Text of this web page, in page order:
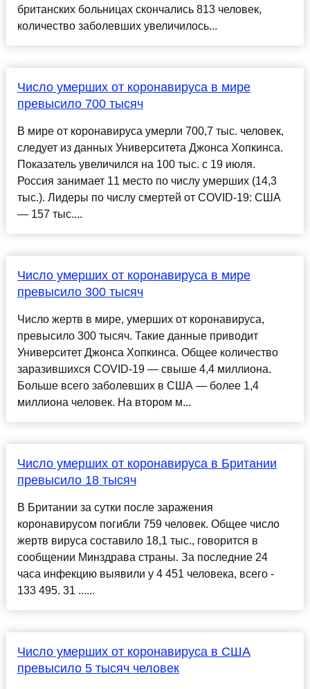
британских больницах скончались 813 человек,
количество заболевших увеличилось...
Число умерших от коронавируса в мире
превысило 700 тысяч
В мире от коронавируса умерли 700,7 тыс. человек,
следует из данных Университета Джонса Хопкинса.
Показатель увеличился на 100 тыс. с 19 июля.
Россия занимает 11 место по числу умерших (14,3
тыс.). Лидеры по числу смертей от COVID-19: США
— 157 тыс....
Число умерших от коронавируса в мире
превысило 300 тысяч
Число жертв в мире, умерших от коронавируса,
превысило 300 тысяч. Такие данные приводит
Университет Джонса Хопкинса. Общее количество
заразившихся COVID-19 — свыше 4,4 миллиона.
Больше всего заболевших в США — более 1,4
миллиона человек. На втором м...
Число умерших от коронавируса в Британии
превысило 18 тысяч
В Британии за сутки после заражения
коронавирусом погибли 759 человек. Общее число
жертв вируса составило 18,1 тыс., говорится в
сообщении Минздрава страны. За последние 24
часа инфекцию выявили у 4 451 человека, всего -
133 495. 31 ......
Число умерших от коронавируса в США
превысило 5 тысяч человек